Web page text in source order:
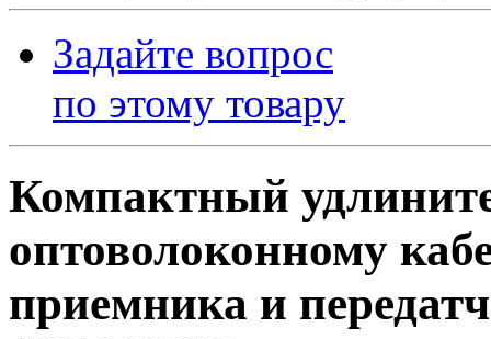
Задайте вопрос
по этому товару
Компактный
оптоволоконному
приемника и